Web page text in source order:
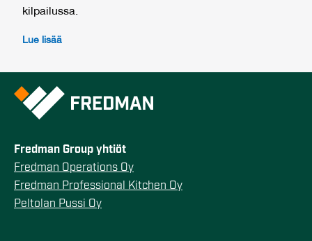
kilpailussa.
Lue lisää
Fredman Group yhtiöt
Fredman Operations Oy
Fredman Professional Kitchen Oy
Peltolan Pussi Oy